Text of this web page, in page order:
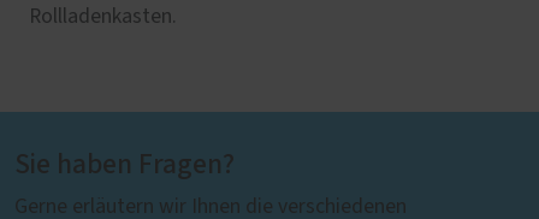
Rollladenkasten.
Sie haben Fragen?
Gerne erläutern wir Ihnen die verschiedenen